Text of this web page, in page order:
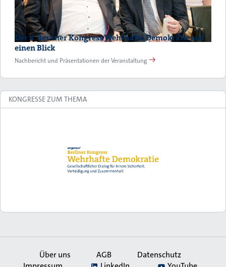
Der 8. Berliner Kongress Wehrhafte Demokratie auf
einen Blick
Nachbericht und Präsentationen der Veranstaltung
KONGRESSE ZUM THEMA
Über uns AGB
Datenschutz